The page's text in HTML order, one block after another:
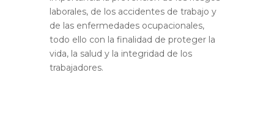
laborales, de los accidentes de trabajo y
de las enfermedades ocupacionales,
todo ello con la finalidad de proteger la
vida, la salud y la integridad de los
trabajadores.